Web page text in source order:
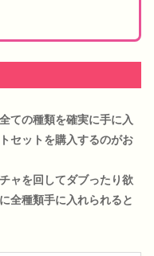
ての種類を確実に手に入
セットを購入するのがお
ャを回してダブったり欲
全種類手に入れられると